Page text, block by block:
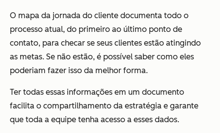
O mapa da jornada do cliente documenta todo o
processo atual, do primeiro ao último ponto de
contato, para checar se seus clientes estão atingindo
as metas. Se não estão, é possível saber como eles
poderiam fazer isso da melhor forma.
Ter todas essas informações em um documento
facilita o compartilhamento da estratégia e garante
que toda a equipe tenha acesso a esses dados.